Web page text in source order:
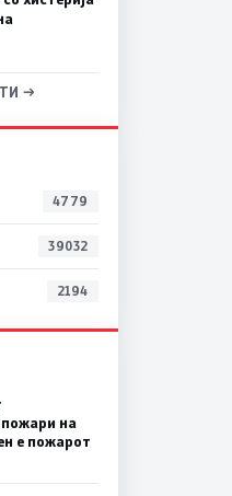
→
4779
39032
2194
пожари на
е пожарот